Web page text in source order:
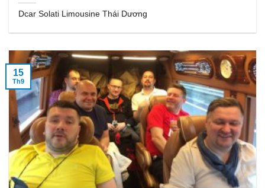
Dcar Solati Limousine Thái Dương
15
Th9